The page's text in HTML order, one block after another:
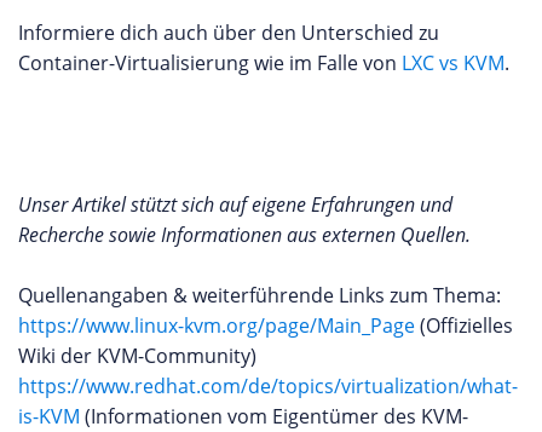
Informiere dich auch über den Unterschied zu
Container-Virtualisierung wie im Falle von LXC vs KVM.
Unser Artikel stützt sich auf eigene Erfahrungen und
Recherche sowie Informationen aus externen Quellen.
Quellenangaben & weiterführende Links zum Thema:
https://www.linux-kvm.org/page/Main_Page(Offizielles
Wiki der KVM-Community)
https://www.redhat.com/de/topics/virtualization/what-
is-KVM (Informationen vom Eigentümer des KVM-